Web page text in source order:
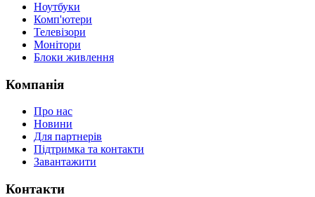
Ноутбуки
Комп'ютери
Телевізори
Монітори
Блоки живлення
Компанія
Про нас
Новини
Для партнерів
Підтримка та контакти
Завантажити
Контакти